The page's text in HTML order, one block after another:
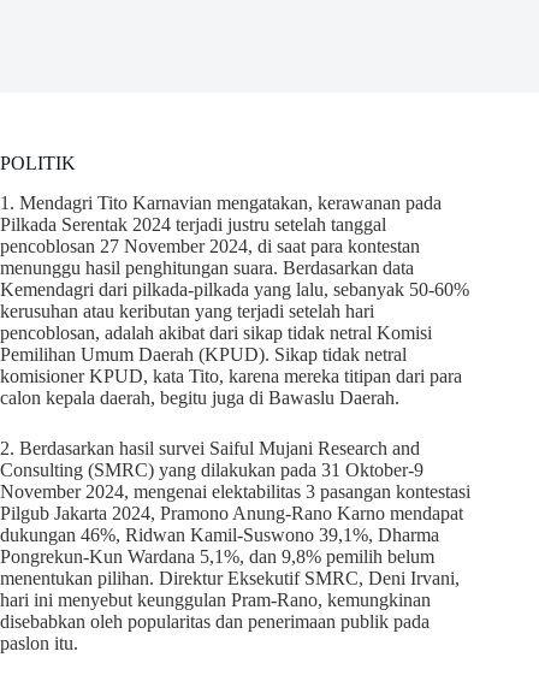
POLITIK
1. Mendagri Tito Karnavian mengatakan, kerawanan pada
Pilkada Serentak 2024 terjadi justru setelah tanggal
pencoblosan 27 November 2024, di saat para kontestan
menunggu hasil penghitungan suara. Berdasarkan data
Kemendagri dari pilkada-pilkada yang lalu, sebanyak 50-60%
kerusuhan atau keributan yang terjadi setelah hari
pencoblosan, adalah akibat dari sikap tidak netral Komisi
Pemilihan Umum Daerah (KPUD). Sikap tidak netral
komisioner KPUD, kata Tito, karena mereka titipan dari para
calon kepala daerah, begitu juga di Bawaslu Daerah.
2. Berdasarkan hasil survei Saiful Mujani Research and
Consulting (SMRC) yang dilakukan pada 31 Oktober-9
November 2024, mengenai elektabilitas 3 pasangan kontestasi
Pilgub Jakarta 2024, Pramono Anung-Rano Karno mendapat
dukungan 46%, Ridwan Kamil-Suswono 39,1%, Dharma
Pongrekun-Kun Wardana 5,1%, dan 9,8% pemilih belum
menentukan pilihan. Direktur Eksekutif SMRC, Deni Irvani,
hari ini menyebut keunggulan Pram-Rano, kemungkinan
disebabkan oleh popularitas dan penerimaan publik pada
paslon itu.